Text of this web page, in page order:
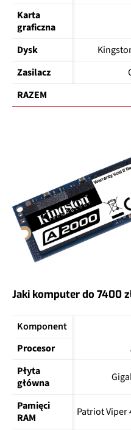
Karta
graficzna
Dysk
Zasilacz
RAZEM
Jaki komputer do 7400
Komponent
Procesor
Płyta
główna
Pamięci
RAM
Patriot Viper